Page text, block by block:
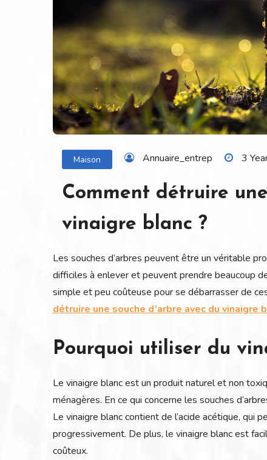
Maison Annuaire_entrep 3
Comment détruire
vinaigre blanc ?
Les souches d’arbres peuvent être un véritable
difficiles à enlever et peuvent prendre beaucoup
simple et peu coûteuse pour se débarrasser de
détruire une souche d’arbre avec du vinaigre
Pourquoi utiliser du
Le vinaigre blanc est un produit naturel et non
ménagères. En ce qui concerne les souches
Le vinaigre blanc contient de l’acide acétique, qui
progressivement. De plus, le vinaigre blanc est
coûteux.